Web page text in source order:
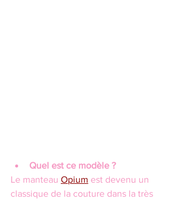
Quel est ce modèle ?
Le manteau Opium est devenu un
classique de la couture dans la très